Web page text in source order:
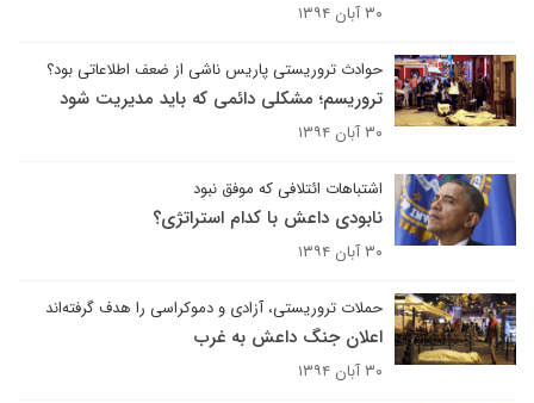
۳۰ آبان ۱۳۹۴
حوادث تروریستی پاریس ناشی از ضعف اطلاعاتی بود؟
تروریسم؛ مشکلی دائمی که باید مدیریت شود
۳۰ آبان ۱۳۹۴
اشتباهات ائتلافی که موفق نبود
نابودی داعش با کدام استراتژی؟
۳۰ آبان ۱۳۹۴
حملات تروریستی، آزادی و دموکراسی را هدف گرفته‌اند
اعلان جنگ داعش به غرب
۳۰ آبان ۱۳۹۴